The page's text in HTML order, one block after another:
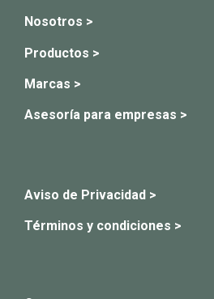
Nosotros >
Productos >
Marcas >
Asesoría para empresas >
Aviso de Privacidad >
Términos y condiciones >